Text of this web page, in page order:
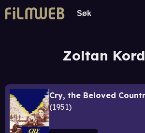
Zoltan
Cry, the Beloved
1951